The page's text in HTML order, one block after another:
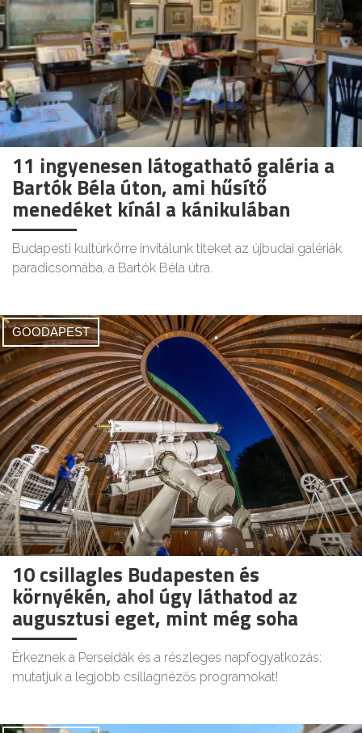
11 ingyenesen látogatható galéria a
Bartók Béla úton, ami hűsítő
menedéket kínál a kánikulában
Budapesti kultúrkörre invitálunk titeket az újbudai galériák
paradicsomába, a Bartók Béla útra.
GOODAPEST
10 csillagles Budapesten és
környékén, ahol úgy láthatod az
augusztusi eget, mint még soha
Érkeznek a Perseidák és a részleges napfogyatkozás:
mutatjuk a legjobb csillagnézős programokat!